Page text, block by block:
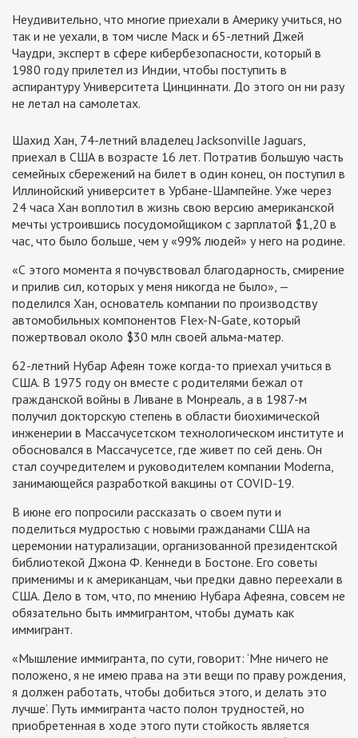
Неудивительно, что многие приехали в Америку учиться, но
так и не уехали, в том числе Маск и 65-летний Джей
Чаудри, эксперт в сфере кибербезопасности, который в
1980 году прилетел из Индии, чтобы поступить в
аспирантуру Университета Цинциннати. До этого он ни разу
не летал на самолетах.
Шахид Хан, 74-летний владелец Jacksonville Jaguars,
приехал в США в возрасте 16 лет. Потратив большую часть
семейных сбережений на билет в один конец, он поступил в
Иллинойский университет в Урбане-Шампейне. Уже через
24 часа Хан воплотил в жизнь свою версию американской
мечты устроившись посудомойщиком с зарплатой $1,20 в
час, что было больше, чем у «99% людей» у него на родине.
«С этого момента я почувствовал благодарность, смирение
и прилив сил, которых у меня никогда не было», —
поделился Хан, основатель компании по производству
автомобильных компонентов Flex-N-Gate, который
пожертвовал около $30 млн своей альма-матер.
62-летний Нубар Афеян тоже когда-то приехал учиться в
США. В 1975 году он вместе с родителями бежал от
гражданской войны в Ливане в Монреаль, а в 1987-м
получил докторскую степень в области биохимической
инженерии в Массачусетском технологическом институте и
обосновался в Массачусетсе, где живет по сей день. Он
стал соучредителем и руководителем компании Moderna,
занимающейся разработкой вакцины от COVID-19.
В июне его попросили рассказать о своем пути и
поделиться мудростью с новыми гражданами США на
церемонии натурализации, организованной президентской
библиотекой Джона Ф. Кеннеди в Бостоне. Его советы
применимы и к американцам, чьи предки давно переехали в
США. Дело в том, что, по мнению Нубара Афеяна, совсем не
обязательно быть иммигрантом, чтобы думать как
иммигрант.
«Мышление иммигранта, по сути, говорит: ‘Мне ничего не
положено, я не имею права на эти вещи по праву рождения,
я должен работать, чтобы добиться этого, и делать это
лучше’. Путь иммигранта часто полон трудностей, но
приобретенная в ходе этого пути стойкость является